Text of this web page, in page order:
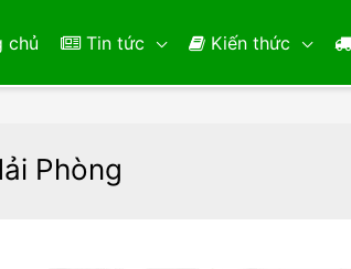
chủ Tin tức Kiến thức
Phòng